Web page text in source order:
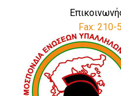
Fax: 210-